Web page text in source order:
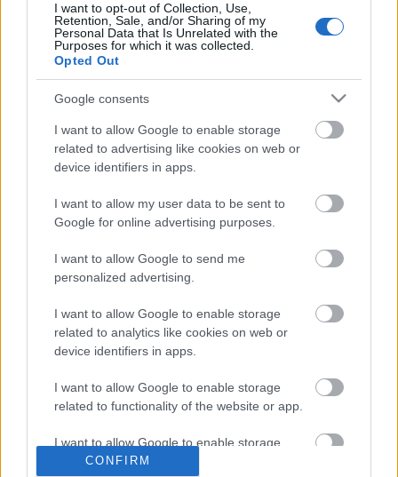
I want to opt-out of Collection, Use,
Retention, Sale, and/or Sharing of my
Personal Data that Is Unrelated with the
Purposes for which it was collected.
Opted Out
Google consents
I want to allow Google to enable storage
related to advertising like cookies on web or
device identifiers in apps.
I want to allow my user data to be sent to
Google for online advertising purposes.
I want to allow Google to send me
personalized advertising.
I want to allow Google to enable storage
related to analytics like cookies on web or
device identifiers in apps.
I want to allow Google to enable storage
related to functionality of the website or app.
I want to allow Google to enable storage
related to personalization.
CONFIRM
A legjobb jelmez:
ÍGY ÉL A VILÁG(Katona József Színház, tervezte:
Szakács Györgyi)
A legígéretesebb pályakezdő
Különdíj:
SÁRY LÁSZLÓ(a Négerek zenéjéért, Maladype
A Fővárosi Önkormányzat különdíja:
SZERVÉT TIBOR
(A IV. Henrik címszerepéért,
Radnóti Miklós Színház)
Ajánlott bejegyzések: